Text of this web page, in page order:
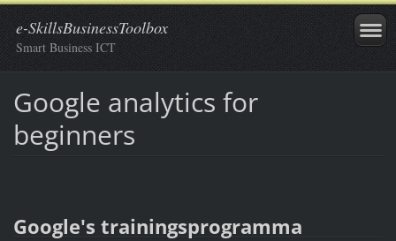
e-SkillsBusinessToolbox
Smart Business ICT
Google analytics for
beginners
Google's trainingsprogramma